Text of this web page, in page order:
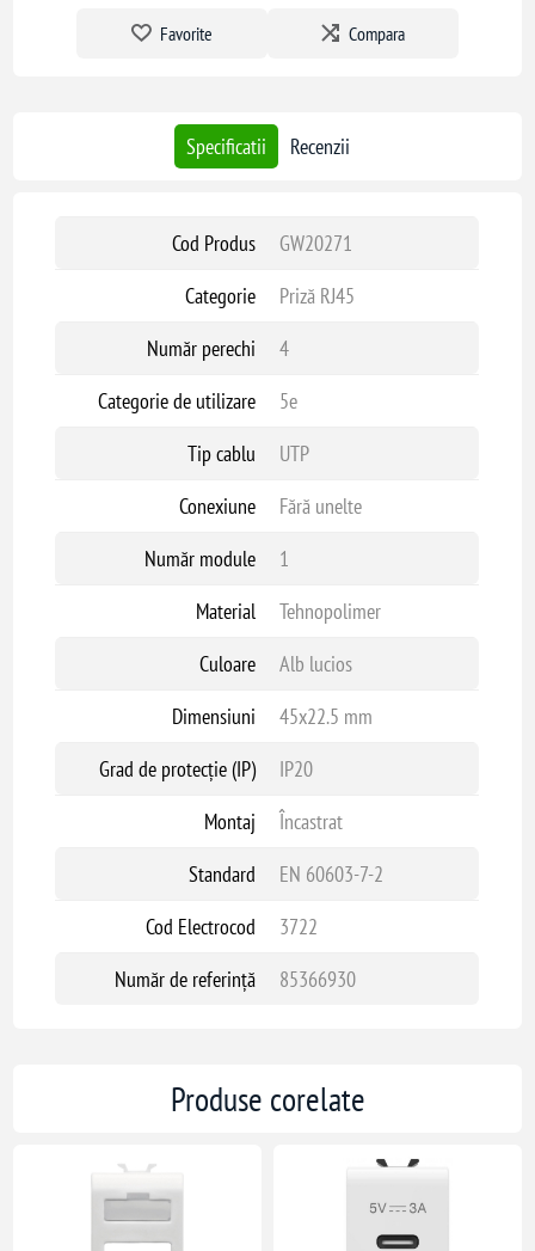
Favorite Compara
Specificatii Recenzii
Cod Produs
GW20271
Categorie
Priză RJ45
Număr perechi
4
Categorie de utilizare
5e
Tip cablu
UTP
Conexiune
Fără unelte
Număr module
1
Material
Tehnopolimer
Culoare
Alb lucios
Dimensiuni
45x22.5 mm
Grad de protecție (IP)
IP20
Montaj
Încastrat
Standard
EN 60603-7-2
Cod Electrocod
3722
Număr de referință
85366930
Produse corelate